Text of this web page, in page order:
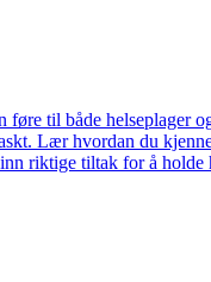
føre til både helseplager
Lær hvordan du
inn riktige tiltak for å